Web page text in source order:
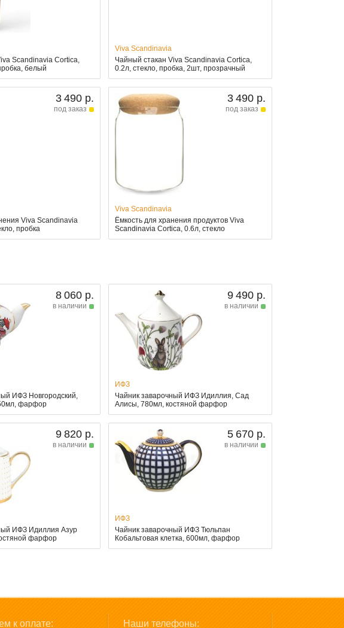
Scandinavia Cortica,
белый
Viva Scandinavia
Чайный стакан Viva Scandinavia Cortica,
0.2л, стекло, пробка, 2шт, прозрачный
3 490 р.
под заказ
Viva Scandinavia
пробка
3 490 р.
под заказ
Viva Scandinavia
Ёмкость для хранения продуктов Viva
Scandinavia Cortica, 0.6л, стекло
8 060 р.
в наличии
ИФЗ Новгородский,
фарфор
9 490 р.
в наличии
ИФЗ
Чайник заварочный ИФЗ Идиллия, Сад
Алисы, 780мл, костяной фарфор
9 820 р.
в наличии
ИФЗ Идиллия Азур
фарфор
5 670 р.
в наличии
ИФЗ
Чайник заварочный ИФЗ Тюльпан
Кобальтовая клетка, 600мл, фарфор
к оплате: Наши телефоны: